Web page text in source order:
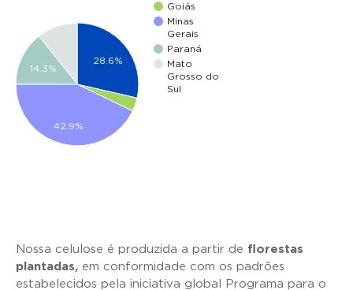
Goiás
Minas
Gerais
Paraná
Mato
Grosso do
Sul
28.6%
14.3%
42.9%
Nossa celulose é produzida a partir de florestas
plantadas, em conformidade com os padrões
estabelecidos pela iniciativa global Programa para o